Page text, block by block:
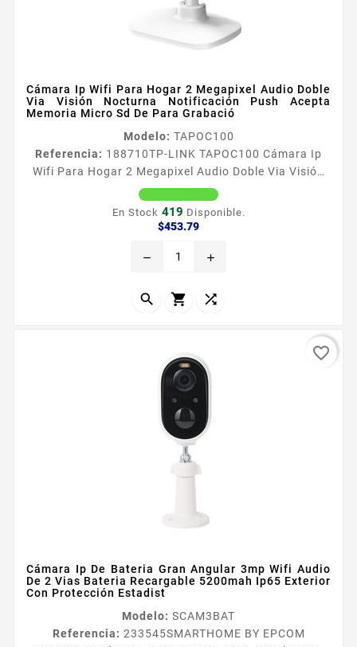
Cámara Ip Wifi Para Hogar 2 Megapixel Audio Doble
Via Visión Nocturna Notificación Push Acepta
Memoria Micro Sd De Para Grabació
Modelo: TAPOC100
Referencia: 188710TP-LINK TAPOC100 Cámara Ip
Wifi Para Hogar 2 Megapixel Audio Doble Via Visión
Nocturna Notificación Push Acepta Memoria Micro
Sd De Para Grabació Caracteriacutesticas principales
Disparador de entrada Deteccioacuten de movimiento
Codec H264 Resolucioacuten 1080p Full HD Audio en
de 128 GB para...
En Stock 419 Disponible.
$453.79Precio
remove add
  
Cámara Ip De Bateria Gran Angular 3mp Wifi Audio
De 2 Vias Bateria Recargable 5200mah Ip65 Exterior
Con Protección Estadist
Modelo: SCAM3BAT
Referencia: 233545SMARTHOME BY EPCOM
favorite_border